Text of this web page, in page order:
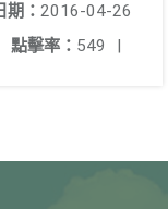
期： 2016-04-26
點擊率： 549 |